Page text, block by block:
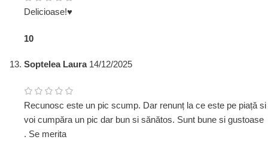
Delicioase!♥️
10
Soptelea Laura 14/12/2025
Recunosc este un pic scump. Dar renunț la ce este pe piață si
voi cumpăra un pic dar bun si sănătos. Sunt bune si gustoase
. Se merita